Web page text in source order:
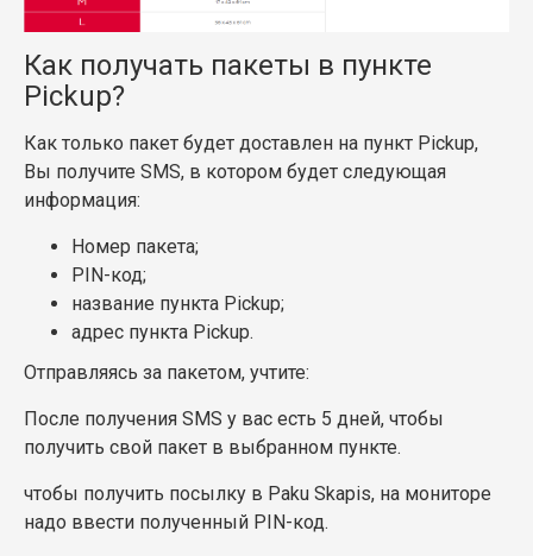
Как получать пакеты в пункте
Pickup?
Как только пакет будет доставлен на пункт Pickup,
Вы получите SMS, в котором будет следующая
информация:
Номер пакета;
PIN-код;
название пункта Pickup;
адрес пункта Pickup.
Отправляясь за пакетом, учтите:
После получения SMS у вас есть 5 дней, чтобы
получить свой пакет в выбранном пункте.
чтобы получить посылку в Paku Skapis, на мониторе
надо ввести полученный PIN-код.